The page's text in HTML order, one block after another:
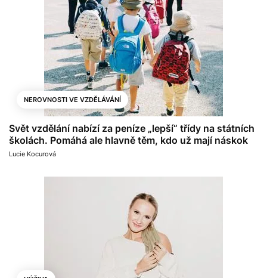
NEROVNOSTI VE VZDĚLÁVÁNÍ
Svět vzdělání nabízí za peníze „lepší“ třídy na státních
školách. Pomáhá ale hlavně těm, kdo už mají náskok
Lucie Kocurová